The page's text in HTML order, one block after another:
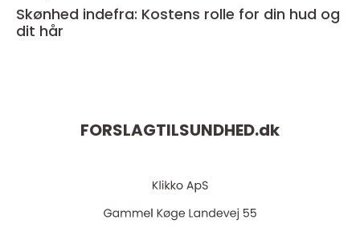
Skønhed indefra: Kostens rolle for din hud og
dit hår
FORSLAGTILSUNDHED.dk